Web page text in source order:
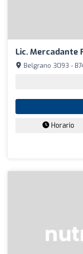
Lic. Mercadante
Belgrano 3093 -
Horario